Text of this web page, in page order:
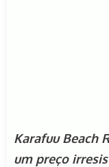
Karafuu Beach
um preço